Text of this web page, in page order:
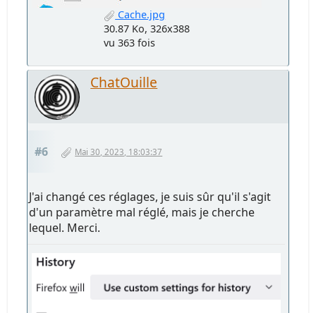
Cache.jpg
30.87 Ko, 326x388
vu 363 fois
ChatOuille
#6 Mai 30, 2023, 18:03:37
J'ai changé ces réglages, je suis sûr qu'il s'agit
d'un paramètre mal réglé, mais je cherche
lequel. Merci.